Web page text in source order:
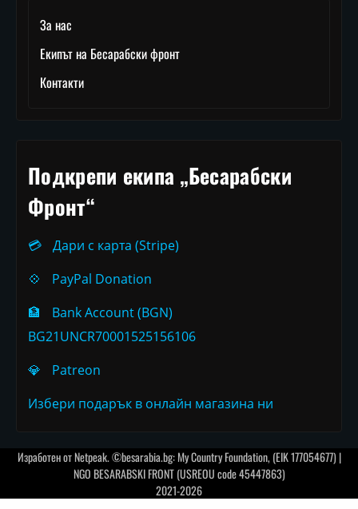
За нас
Екипът на Бесарабски фронт
Контакти
Подкрепи екипа „Бесарабски
Фронт“
💳
Дари с карта (Stripe)
💠
PayPal Donation
🏦
Bank Account (BGN)
BG21UNCR70001525156106
💎
Patreon
Избери подарък в онлайн магазина ни
Изработен отNetpeak. ©besarabia.bg: My Country Foundation, (EIK 177054677) |
NGO BESARABSKI FRONT (USREOU code 45447863)
2021-2026